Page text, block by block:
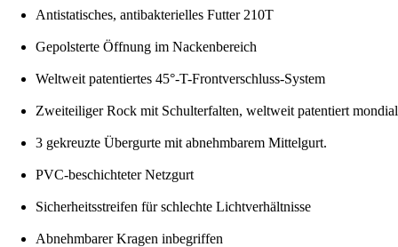
Antistatisches, antibakterielles Futter 210T
Gepolsterte Öffnung im Nackenbereich
Weltweit patentiertes 45°-T-Frontverschluss-System
Zweiteiliger Rock mit Schulterfalten, weltweit patentiert mondial
3 gekreuzte Übergurte mit abnehmbarem Mittelgurt.
PVC-beschichteter Netzgurt
Sicherheitsstreifen für schlechte Lichtverhältnisse
Abnehmbarer Kragen inbegriffen